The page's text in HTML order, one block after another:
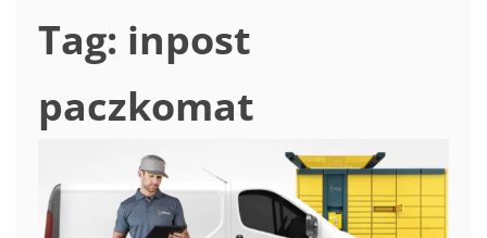
Tag: inpost
paczkomat